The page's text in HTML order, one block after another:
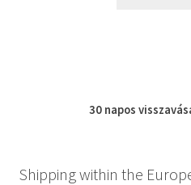
30 napos
Shipping within the